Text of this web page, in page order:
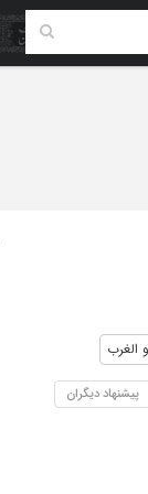
الغرب
پیشنهاد دیگران